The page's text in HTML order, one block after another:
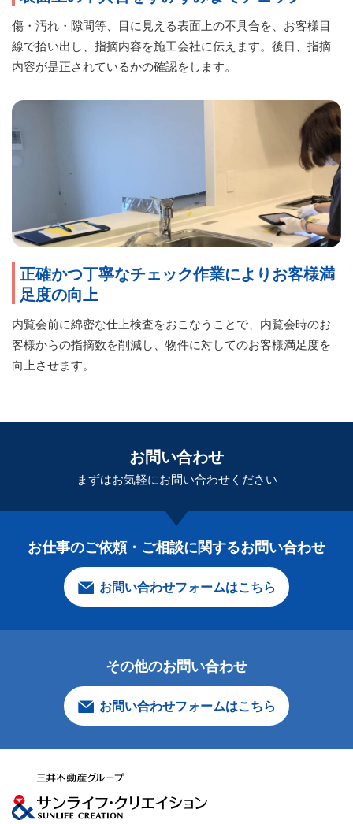
傷・汚れ・隙間等、目に見える表面上の不具合を、お客様目
線で拾い出し、指摘内容を施工会社に伝えます。後日、指摘
内容が是正されているかの確認をします。
正確かつ丁寧なチェック作業によりお客様満
足度の向上
内覧会前に綿密な仕上検査をおこなうことで、内覧会時のお
客様からの指摘数を削減し、物件に対してのお客様満足度を
向上させます。
お問い合わせ
まずはお気軽にお問い合わせください
お仕事のご依頼・ご相談に関するお問い合わせ
お問い合わせフォームはこちら
その他のお問い合わせ
お問い合わせフォームはこちら